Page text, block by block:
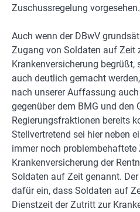
Zuschussregelung vorgesehen.
Auch wenn der DBwV
Zugang von Soldaten auf Zeit
Krankenversicherung begrüßt,
auch deutlich gemacht
nach unserer Auffassung
gegenüber dem BMG und den
Regierungsfraktionen bereits
Stellvertretend sei hier neben
immer noch problembehaftete
Krankenversicherung der
Soldaten auf Zeit genannt.
dafür ein, dass Soldaten auf
Dienstzeit der Zutritt zur